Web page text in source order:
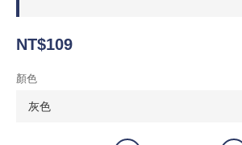
NT$109
顏色